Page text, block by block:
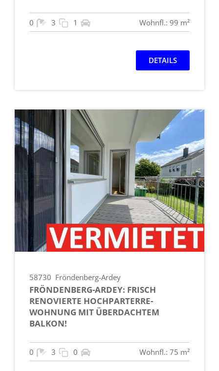
0 3 1 Wohnfl.: 99 m²
DETAILS
58730 Fröndenberg-Ardey
FRÖNDENBERG-ARDEY: FRISCH
RENOVIERTE HOCHPARTERRE-
WOHNUNG MIT ÜBERDACHTEM
BALKON!
0 3 0 Wohnfl.: 75 m²